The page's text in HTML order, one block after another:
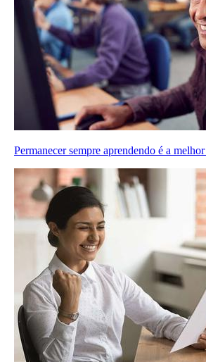
Permanecer sempre aprendendo é a